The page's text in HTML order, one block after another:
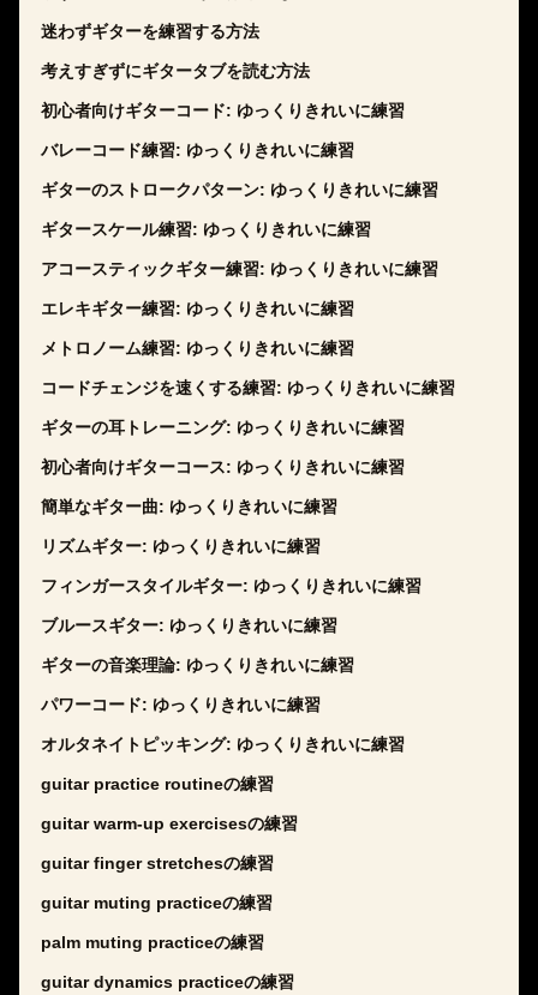
迷わずギターを練習する方法
考えすぎずにギタータブを読む方法
初心者向けギターコード: ゆっくりきれいに練習
バレーコード練習: ゆっくりきれいに練習
ギターのストロークパターン: ゆっくりきれいに練習
ギタースケール練習: ゆっくりきれいに練習
アコースティックギター練習: ゆっくりきれいに練習
エレキギター練習: ゆっくりきれいに練習
メトロノーム練習: ゆっくりきれいに練習
コードチェンジを速くする練習: ゆっくりきれいに練習
ギターの耳トレーニング: ゆっくりきれいに練習
初心者向けギターコース: ゆっくりきれいに練習
簡単なギター曲: ゆっくりきれいに練習
リズムギター: ゆっくりきれいに練習
フィンガースタイルギター: ゆっくりきれいに練習
ブルースギター: ゆっくりきれいに練習
ギターの音楽理論: ゆっくりきれいに練習
パワーコード: ゆっくりきれいに練習
オルタネイトピッキング: ゆっくりきれいに練習
guitar practice routineの練習
guitar warm-up exercisesの練習
guitar finger stretchesの練習
guitar muting practiceの練習
palm muting practiceの練習
guitar dynamics practiceの練習